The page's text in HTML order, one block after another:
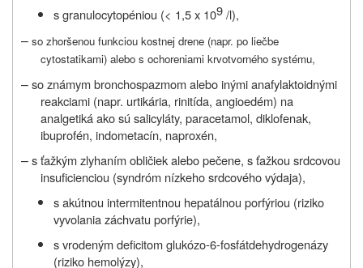
s granulocytopéniou (< 1,5 x 109/l),
– so zhoršenou funkciou kostnej drene (napr. po liečbe
cytostatikami) alebo s ochoreniami krvotvorného systému,
–so známym bronchospazmom alebo inými anafylaktoidnými
reakciami (napr. urtikária, rinitída, angioedém) na
analgetiká ako sú salicyláty, paracetamol, diklofenak,
ibuprofén, indometacín, naproxén,
–s ťažkým zlyhaním obličiek alebo pečene, s ťažkou srdcovou
insuficienciou (syndróm nízkeho srdcového výdaja),
s akútnou intermitentnou hepatálnou porfýriou (riziko
vyvolania záchvatu porfýrie),
s vrodeným deficitom glukózo-6-fosfátdehydrogenázy
(riziko hemolýzy),